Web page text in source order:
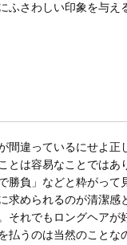
ふさわしい印象を与え
間違っているにせよ正
とは容易なことではあ
勝負」などと粋がって
求められるのが清潔感
それでもロングヘアが
払うのは当然のことな